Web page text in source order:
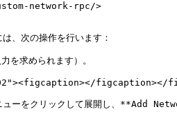
network-rpc/>
の操作を行います：
求められます）。
figcaption></
ーをクリックして展開し、**Add